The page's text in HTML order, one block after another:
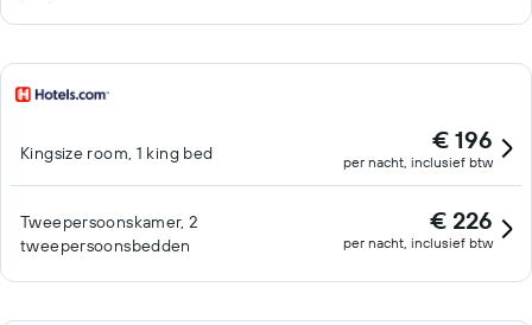
Kingsize room, 1 king bed € 196
per nacht, inclusief btw
Tweepersoonskamer, 2
tweepersoonsbedden
€ 226
per nacht, inclusief btw